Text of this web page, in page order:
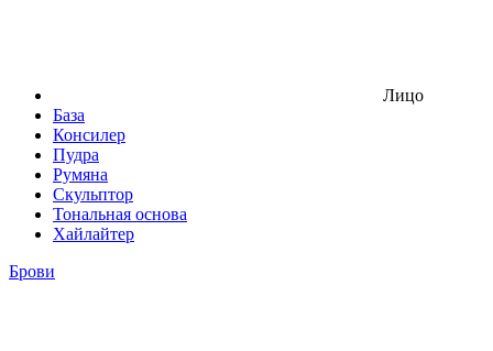
Лицо
База
Консилер
Пудра
Румяна
Скульптор
Тональная основа
Хайлайтер
Брови